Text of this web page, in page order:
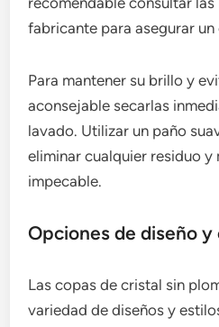
fabricante para asegurar
Para mantener su brillo y
aconsejable secarlas
lavado. Utilizar un paño
eliminar cualquier residuo y
impecable.
Opciones de diseño
Las copas de cristal sin
variedad de diseños y